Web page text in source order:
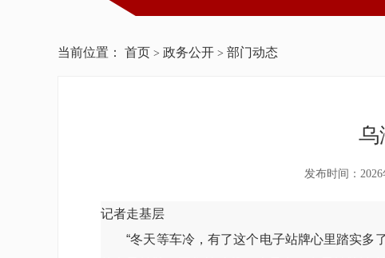
当前位置： 首页 > 政务公开 > 部门动态
乌
发布时间：2026
记者走基层
“冬天等车冷，有了这个电子站牌心里踏实多了